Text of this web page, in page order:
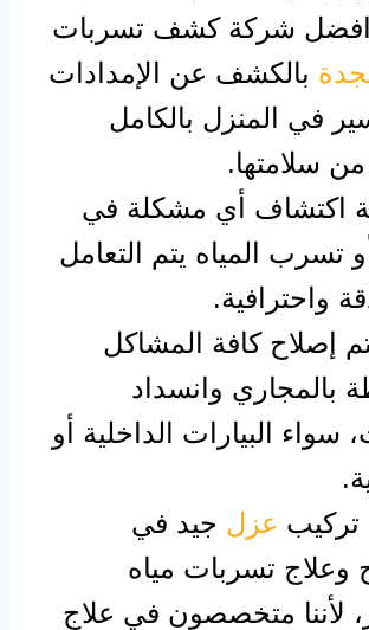
افضل شركة كشف تسربات
بالكشف عن الإمدادات
في المنزل بالكامل
من سلامتها.
اكتشاف أي مشكلة في
تسرب المياه يتم التعامل
واحترافية.
إصلاح كافة المشاكل
بالمجاري وانسداد
سواء البيارات الداخلية أو
تركيب عزل جيد في
وعلاج تسربات مياه
لأننا متخصصون في علاج